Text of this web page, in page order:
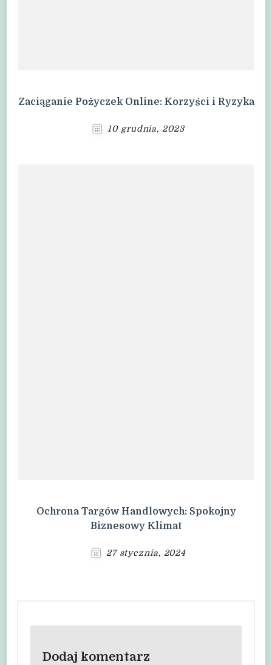
Zaciąganie Pożyczek Online: Korzyści i Ryzyka
10 grudnia, 2023
Ochrona Targów Handlowych: Spokojny
Biznesowy Klimat
27 stycznia, 2024
Dodaj komentarz